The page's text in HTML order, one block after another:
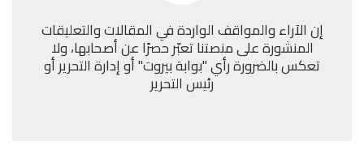
إن الآراء والمواقف الواردة في المقالات والتعليقات
المنشورة على منصتنا تعبّر حصرًا عن أصحابها، ولا
تعكس بالضرورة رأي "بوابة بيروت" أو إدارة التحرير أو
رئيس التحرير